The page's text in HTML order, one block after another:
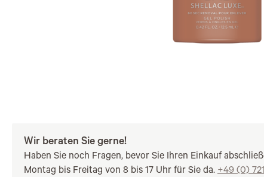
Wir beraten Sie gerne!
Haben Sie noch Fragen, bevor Sie Ihren Einkauf
Montag bis Freitag von 8 bis 17 Uhr für Sie da. +49 (0)